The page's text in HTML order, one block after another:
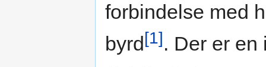
forbindelse med
byrd [1]. Der er en